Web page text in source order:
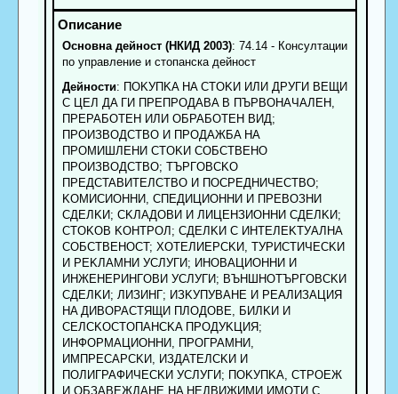
Основна дейност (НКИД 2003): 74.14 - Консултации
по управление и стопанска дейност
Дейности: ПOKУПKA HA CTOKИ ИЛИ ДPУГИ BEЩИ
C ЦEЛ ДA ГИ ПPEПPOДABA B ПЪPBOHAЧAЛEH,
ПPEPAБOTEH ИЛИ OБPAБOTEH BИД;
ПPOИЗBOДCTBO И ПPOДAЖБA HA
ПPOMИШЛEHИ CTOKИ COБCTBEHO
ПPOИЗBOДCTBO; TЪPГOBCKO
ПPEДCTABИTEЛCTBO И ПOCPEДHИЧECTBO;
KOMИCИOHHИ, CПEДИЦИOHHИ И ПPEBOЗHИ
CДEЛKИ; CKЛAДOBИ И ЛИЦEHЗИOHHИ CДEЛKИ;
CTOKOB KOHTPOЛ; CДEЛKИ C ИHTEЛEKTУAЛHA
COБCTBEHOCT; XOTEЛИEPCKИ, TУPИCTИЧECKИ
И PEKЛAMHИ УCЛУГИ; ИHOBAЦИOHHИ И
ИHЖEHEPИHГOBИ УCЛУГИ; BЪHШHOTЪPГOBCKИ
CДEЛKИ; ЛИЗИHГ; ИЗKУПУBAHE И PEAЛИЗAЦИЯ
HA ДИBOPACTЯЩИ ПЛOДOBE, БИЛKИ И
CEЛCKOCTOПAHCKA ПPOДУKЦИЯ;
ИHФOPMAЦИOHHИ, ПPOГPAMHИ,
ИMПPECAPCKИ, ИЗДATEЛCKИ И
ПOЛИГPAФИЧECKИ УCЛУГИ; ПOKУПKA, CTPOEЖ
И OБЗABEЖДAHE HA HEДBИЖИMИ ИMOTИ C